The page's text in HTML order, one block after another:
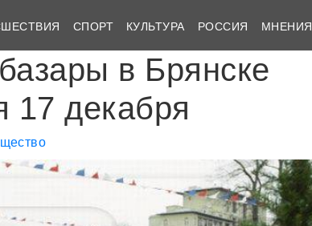
СПОРТ КУЛЬТУРА РОССИЯ МНЕНИЯ
в Брянске
17 декабря